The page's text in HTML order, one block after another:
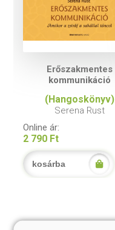
Erőszakmentes
kommunikáció
(Hangoskönyv)
Serena Rust
Online ár:
2 790 Ft
kosárba